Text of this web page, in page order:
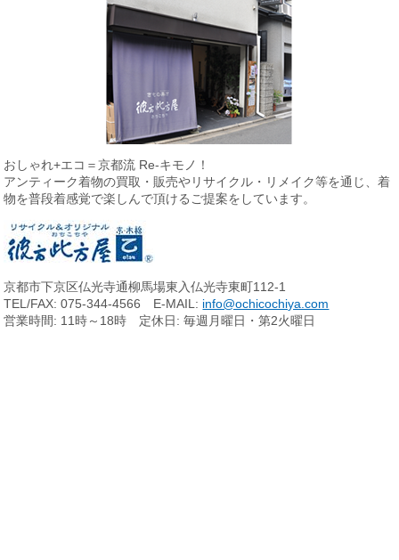
おしゃれ+エコ＝京都流 Re-キモノ！
アンティーク着物の買取・販売やリサイクル・リメイク等を通じ、着
物を普段着感覚で楽しんで頂けるご提案をしています。
京都市下京区仏光寺通柳馬場東入仏光寺東町112-1
TEL/FAX: 075-344-4566 E-MAIL: info@ochicochiya.com
営業時間: 11時～18時 定休日: 毎週月曜日・第2火曜日